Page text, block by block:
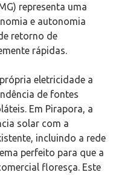
representa uma
e autonomia
retorno de
rápidas.
eletricidade a
de fontes
Em Pirapora, a
solar com a
incluindo a rede
perfeito para que a
floresça. Este